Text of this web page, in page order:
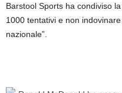
Barstool Sports ha condiviso
1000 tentativi e non
nazionale”.